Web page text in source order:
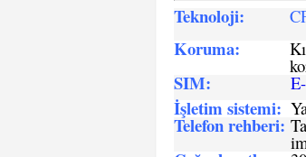
Teknoloji:
Koruma:
SIM:
İşletim sistemi:
Telefon rehberi: